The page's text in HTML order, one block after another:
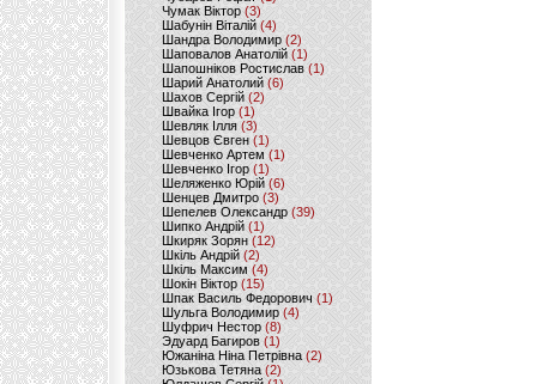
Чумак Віктор(3)
Шабунін Віталій (4)
Шандра Володимир (2)
Шаповалов Анатолій(1)
Шапошніков Ростислав(1)
Шарий Анатолий(6)
Шахов Сергій(2)
Швайка Ігор (1)
Шевляк Ілля (3)
Шевцов Євген (1)
Шевченко Артем(1)
Шевченко Ігор(1)
Шеляженко Юрій (6)
Шенцев Дмитро (3)
Шепелев Олександр (39)
Шипко Андрій(1)
Шкиряк Зорян(12)
Шкіль Андрій(2)
Шкіль Максим (4)
Шокін Віктор (15)
Шпак Василь Федорович (1)
Шульга Володимир (4)
Шуфрич Нестор(8)
Эдуард Багиров (1)
Южаніна Ніна Петрівна (2)
Юзькова Тетяна(2)